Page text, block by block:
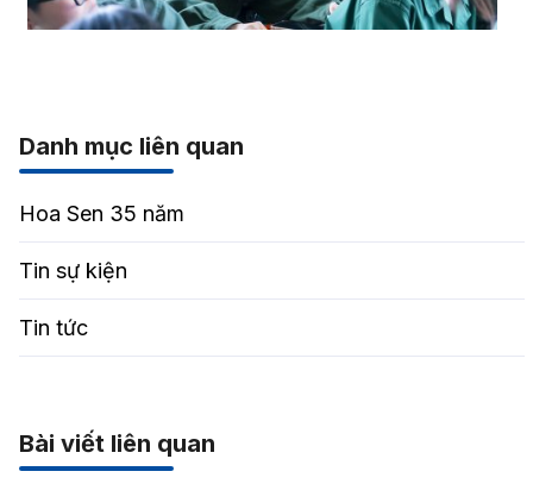
Danh mục liên quan
Hoa Sen 35 năm
Tin sự kiện
Tin tức
Bài viết liên quan